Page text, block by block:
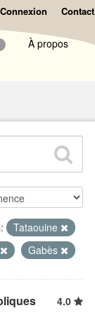
Connexion Contact
À propos
Tataouine
Gabès
4.0